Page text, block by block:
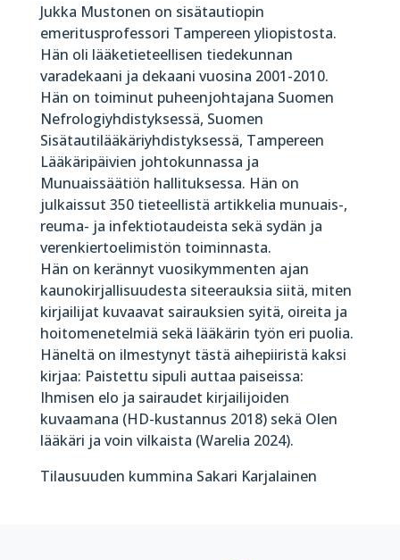
Jukka Mustonen on sisätautiopin
emeritusprofessori Tampereen yliopistosta.
Hän oli lääketieteellisen tiedekunnan
varadekaani ja dekaani vuosina 2001-2010.
Hän on toiminut puheenjohtajana Suomen
Nefrologiyhdistyksessä, Suomen
Sisätautilääkäriyhdistyksessä, Tampereen
Lääkäripäivien johtokunnassa ja
Munuaissäätiön hallituksessa. Hän on
julkaissut 350 tieteellistä artikkelia munuais-,
reuma- ja infektiotaudeista sekä sydän ja
verenkiertoelimistön toiminnasta.
Hän on kerännyt vuosikymmenten ajan
kaunokirjallisuudesta siteerauksia siitä, miten
kirjailijat kuvaavat sairauksien syitä, oireita ja
hoitomenetelmiä sekä lääkärin työn eri puolia.
Häneltä on ilmestynyt tästä aihepiiristä kaksi
kirjaa: Paistettu sipuli auttaa paiseissa:
Ihmisen elo ja sairaudet kirjailijoiden
kuvaamana (HD-kustannus 2018) sekä Olen
lääkäri ja voin vilkaista (Warelia 2024).
Tilausuuden kummina Sakari Karjalainen